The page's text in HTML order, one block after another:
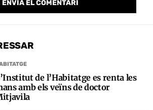
de l’Habitatge es renta les
amb els veïns de doctor